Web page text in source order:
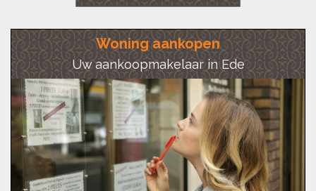
Woning aankopen
Uw aankoopmakelaar in Ede